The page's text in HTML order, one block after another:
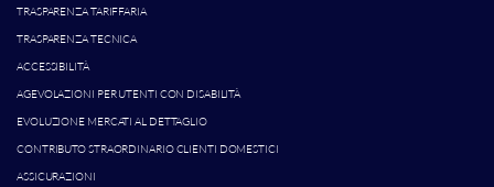
TRASPARENZA TARIFFARIA
TRASPARENZA TECNICA
ACCESSIBILITÀ
AGEVOLAZIONI PER UTENTI CON DISABILITÀ
EVOLUZIONE MERCATI AL DETTAGLIO
CONTRIBUTO STRAORDINARIO CLIENTI DOMESTICI
ASSICURAZIONI